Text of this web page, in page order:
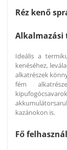
Réz kenő
Alkalmazási
Ideális a
kenéséhez,
alkatrészek
fém
kazánokon is.
Fő